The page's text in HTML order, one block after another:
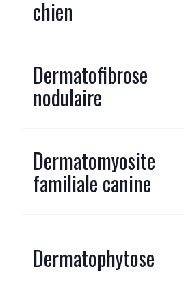
chien
Dermatofibrose
nodulaire
Dermatomyosite
familiale canine
Dermatophytose